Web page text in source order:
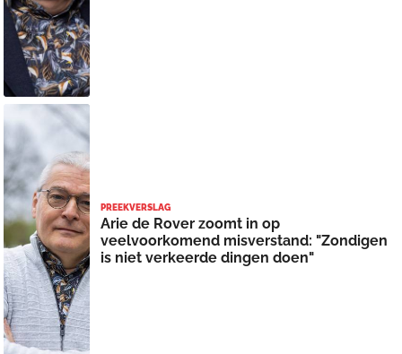
PREEKVERSLAG
Arie de Rover zoomt in op
veelvoorkomend misverstand: "Zondigen
is niet verkeerde dingen doen"